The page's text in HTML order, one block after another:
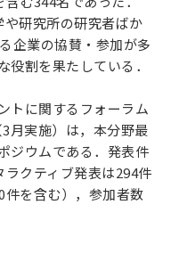
研究所の研究者ばか
企業の協賛・参加が多
役割を果たしている．
トに関するフォーラム
月実施）は，本分野最
ジウムである．発表件
クティブ発表は294件
件を含む），参加者数